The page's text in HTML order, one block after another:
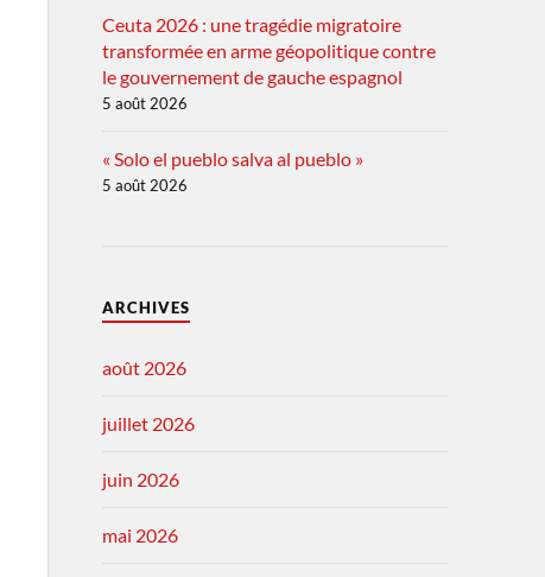
Ceuta 2026 : une tragédie migratoire
transformée en arme géopolitique contre
le gouvernement de gauche espagnol
5 août 2026
« Solo el pueblo salva al pueblo »
5 août 2026
ARCHIVES
août 2026
juillet 2026
juin 2026
mai 2026